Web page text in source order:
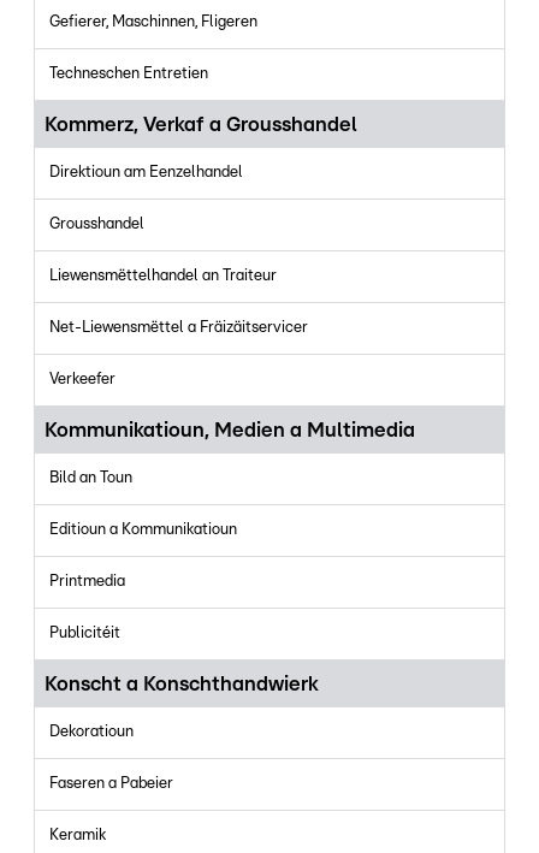
Gefierer, Maschinnen, Fligeren
Techneschen Entretien
Kommerz, Verkaf a Grousshandel
Direktioun am Eenzelhandel
Grousshandel
Liewensmëttelhandel an Traiteur
Net-Liewensmëttel a Fräizäitservicer
Verkeefer
Kommunikatioun, Medien a Multimedia
Bild an Toun
Editioun a Kommunikatioun
Printmedia
Publicitéit
Konscht a Konschthandwierk
Dekoratioun
Faseren a Pabeier
Keramik